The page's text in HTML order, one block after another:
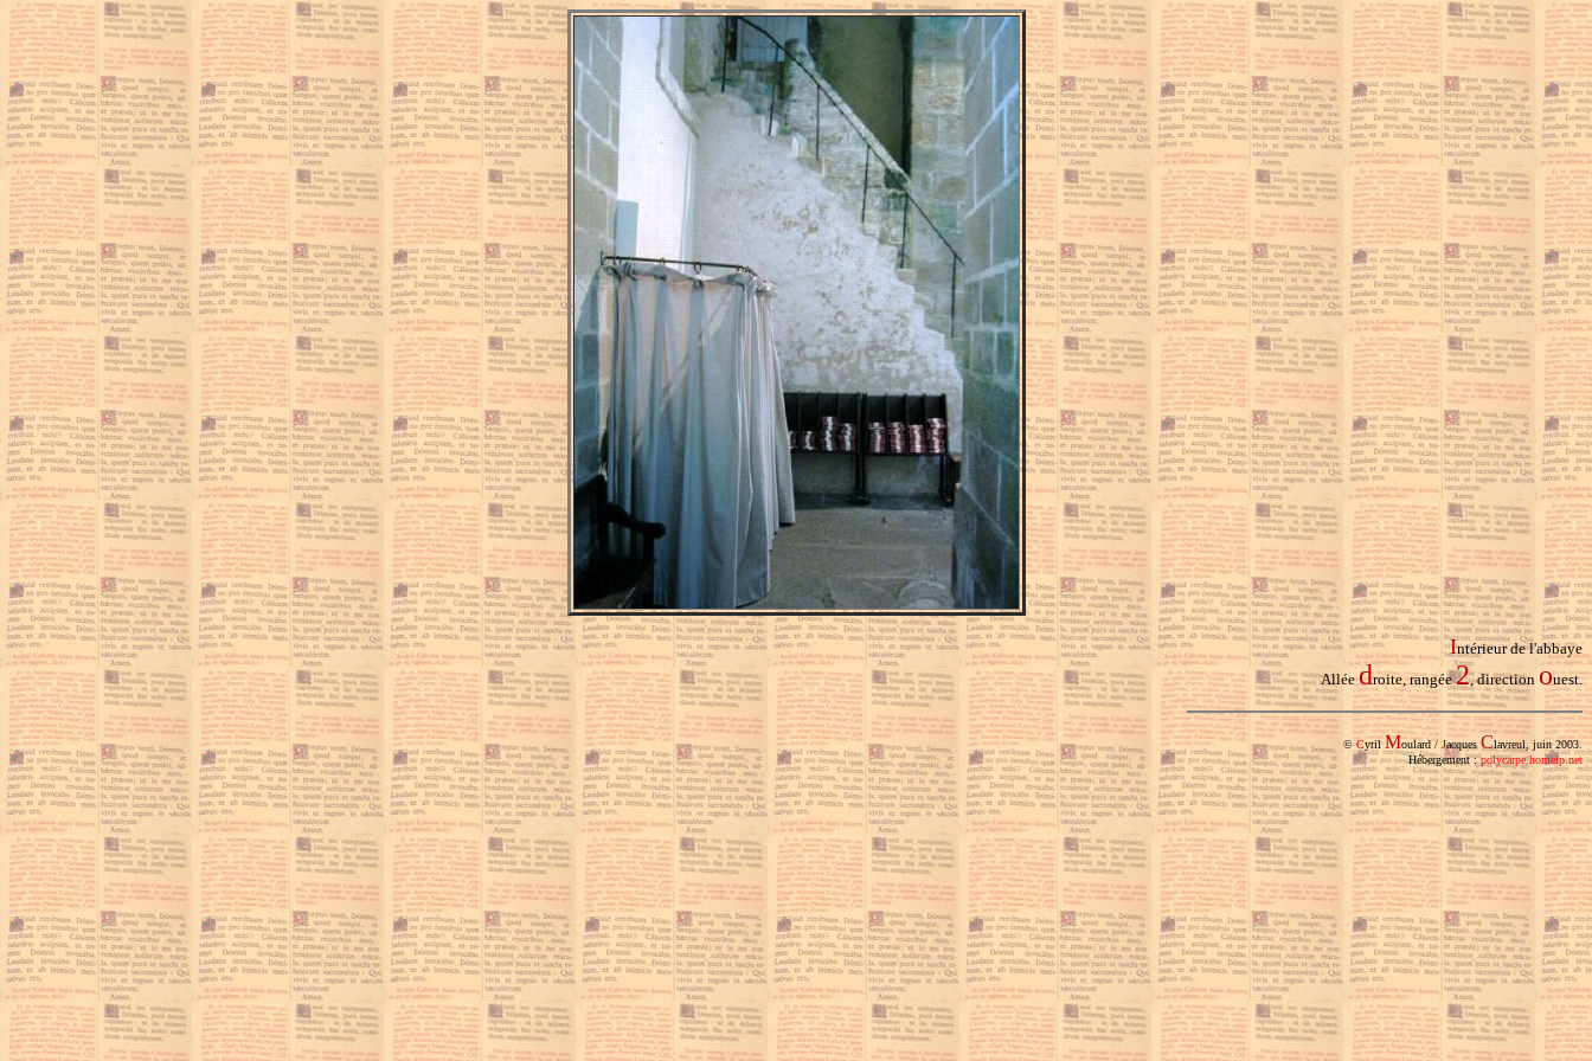
Intérieur de l'abbaye
Alléedroite, rangée2, direction ouest.
©CyrilMoulard / Jacques Clavreul, juin 2003.
Hébergement :polycarpe.homeip.net